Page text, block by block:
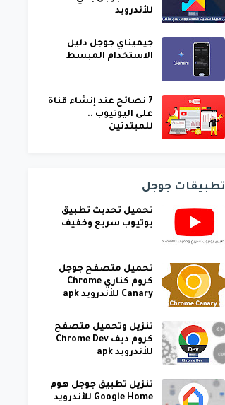
للأندرويد
جيميناي جوجل دليل
الاستخدام المبسط
7 نصائح عند إنشاء قناة
على اليوتيوب ..
للمبتدئين
تطبيقات جوجل
تحميل تحديث تطبيق
يوتيوب سريع وخفيف
تحميل متصفح جوجل
كروم كناري Chrome
Canary للأندرويد apk
تنزيل وتحميل متصفح
كروم ديف Chrome Dev
للأندرويد apk
تنزيل تطبيق جوجل هوم
Google Home للأندرويد